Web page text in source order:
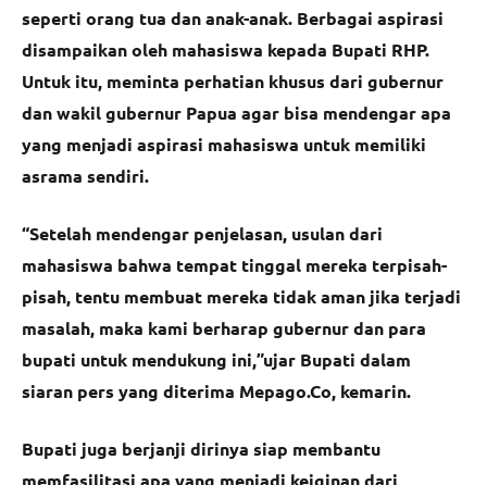
seperti orang tua dan anak-anak. Berbagai aspirasi
disampaikan oleh mahasiswa kepada Bupati RHP.
Untuk itu, meminta perhatian khusus dari gubernur
dan wakil gubernur Papua agar bisa mendengar apa
yang menjadi aspirasi mahasiswa untuk memiliki
asrama sendiri.
“Setelah mendengar penjelasan, usulan dari
mahasiswa bahwa tempat tinggal mereka terpisah-
pisah, tentu membuat mereka tidak aman jika terjadi
masalah, maka kami berharap gubernur dan para
bupati untuk mendukung ini,”ujar Bupati dalam
siaran pers yang diterima Mepago.Co, kemarin.
Bupati juga berjanji dirinya siap membantu